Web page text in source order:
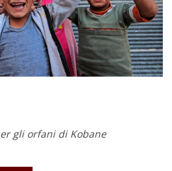
gli orfani di Kobane